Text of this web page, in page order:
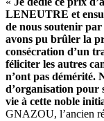
LENEUTRE et
de nous soutenir par
avons pu brûler la
consécration d’un
féliciter les autres
n’ont pas démérité.
d’organisation pour
vie à cette noble
GNAZOU, l’ancien